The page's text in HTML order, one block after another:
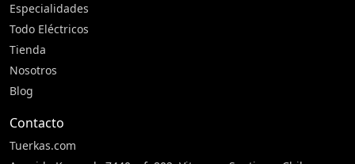
Especialidades
Todo Eléctricos
Tienda
Nosotros
Blog
Contacto
Tuerkas.com